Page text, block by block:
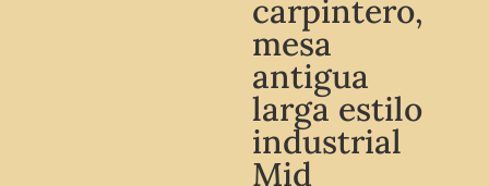
carpintero,
mesa
antigua
larga estilo
industrial
Mid